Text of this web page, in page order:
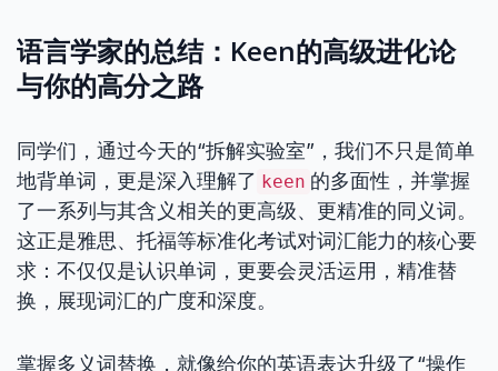
语言学家的总结：Keen的高级进化论
与你的高分之路
同学们，通过今天的“拆解实验室”，我们不只是简单
地背单词，更是深入理解了 keen 的多面性，并掌握
了一系列与其含义相关的更高级、更精准的同义词。
这正是雅思、托福等标准化考试对词汇能力的核心要
求：不仅仅是认识单词，更要会灵活运用，精准替
换，展现词汇的广度和深度。
掌握多义词替换，就像给你的英语表达升级了“操作